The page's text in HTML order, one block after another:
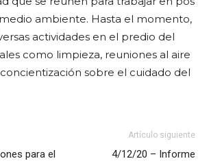
ambiente. Hasta el momento,
actividades en el predio del
como limpieza, reuniones al aire
sobre el cuidado del
para el
Artículo siguiente
4/12/20 – Informe